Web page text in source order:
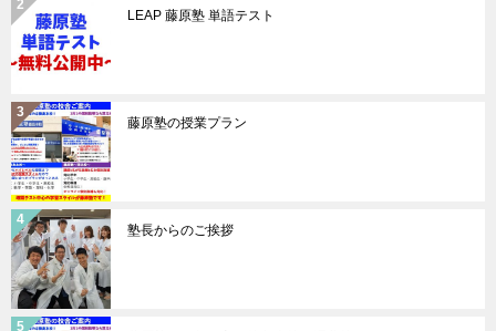
LEAP 藤原塾 単語テスト
藤原塾の授業プラン
塾長からのご挨拶